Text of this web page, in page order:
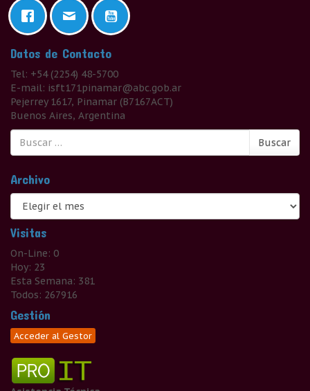
Datos de Contacto
Tel: +54 (2254) 48-5700
E-mail: isft171pinamar@abc.gob.ar
Pejerrey 1617, Pinamar (B7167ACT)
Buenos Aires, Argentina
Buscar:
Buscar
Archivo
Archivo
Visitas
On-Line: 0
Hoy: 23
Esta Semana: 381
Todos: 267916
Gestión
Acceder al Gestor